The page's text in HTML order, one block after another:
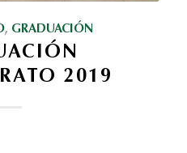
, GRADUACIÓN
2019